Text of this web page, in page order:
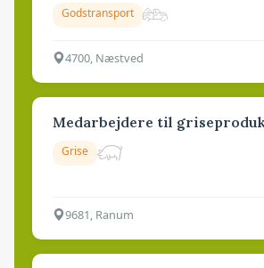
Godstransport
4700, Næstved
Medarbejdere til
Grise
9681, Ranum